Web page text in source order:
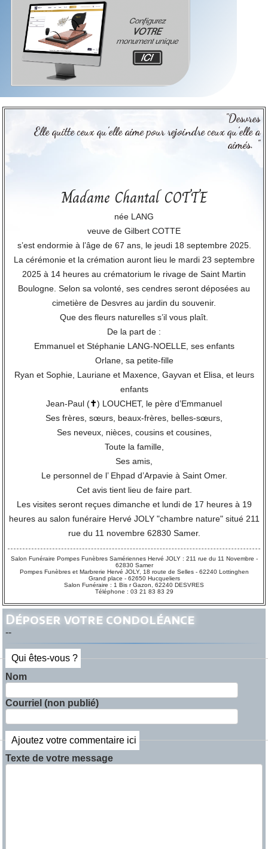
"Desvres
Elle quitte ceux qu’elle aime pour rejoindre ceux qu’elle a
aimés. "
Madame Chantal COTTE
née LANG
veuve de Gilbert COTTE
s’est endormie à l’âge de 67 ans, le jeudi 18 septembre 2025.
La cérémonie et la crémation auront lieu le mardi 23 septembre
2025 à 14 heures au crématorium le rivage de Saint Martin
Boulogne. Selon sa volonté, ses cendres seront déposées au
cimetière de Desvres au jardin du souvenir.
Que des fleurs naturelles s’il vous plaît.
De la part de :
Emmanuel et Stéphanie LANG-NOELLE, ses enfants
Orlane, sa petite-fille
Ryan et Sophie, Lauriane et Maxence, Gayvan et Elisa, et leurs
enfants
Jean-Paul (✝) LOUCHET, le père d’Emmanuel
Ses frères, sœurs, beaux-frères, belles-sœurs,
Ses neveux, nièces, cousins et cousines,
Toute la famille,
Ses amis,
Le personnel de l’ Ehpad d’Arpavie à Saint Omer.
Cet avis tient lieu de faire part.
Les visites seront reçues dimanche et lundi de 17 heures à 19
heures au salon funéraire Hervé JOLY "chambre nature" situé 211
rue du 11 novembre 62830 Samer.
Salon Funéraire Pompes Funèbres Samériennes Hervé JOLY : 211 rue du 11 Novembre -
62830 Samer
Pompes Funèbres et Marbrerie Hervé JOLY, 18 route de Selles - 62240 Lottinghen
Grand place - 62650 Hucqueliers
Salon Funéraire : 1 Bis r Gazon, 62240 DESVRES
Téléphone : 03 21 83 83 29
Déposer votre condoléance
--
Qui êtes-vous ?
Nom
Courriel (non publié)
Ajoutez votre commentaire ici
Texte de votre message